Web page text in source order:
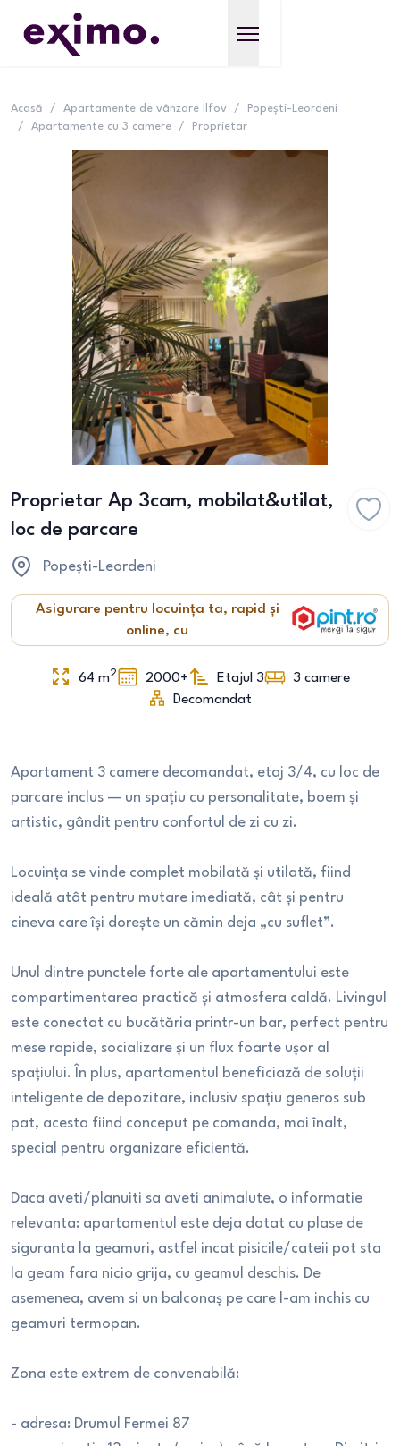
Acasă / Apartamente de vânzare Ilfov /
Popești-Leordeni
/
Apartamente cu 3 camere / Proprietar
Proprietar Ap 3cam, mobilat&utilat,
loc de parcare
Popești-Leordeni
Asigurare pentru locuința ta, rapid și
online, cu
64 m2 2000+ Etajul 3 3 camere
Decomandat
Apartament 3 camere decomandat, etaj 3/4, cu loc de
parcare inclus — un spațiu cu personalitate, boem și
artistic, gândit pentru confortul de zi cu zi.
Locuința se vinde complet mobilată și utilată, fiind
ideală atât pentru mutare imediată, cât și pentru
cineva care își dorește un cămin deja „cu suflet”.
Unul dintre punctele forte ale apartamentului este
compartimentarea practică și atmosfera caldă. Livingul
este conectat cu bucătăria printr-un bar, perfect pentru
mese rapide, socializare și un flux foarte ușor al
spațiului. În plus, apartamentul beneficiază de soluții
inteligente de depozitare, inclusiv spațiu generos sub
pat, acesta fiind conceput pe comanda, mai înalt,
special pentru organizare eficientă.
Daca aveti/planuiti sa aveti animalute, o informatie
relevanta: apartamentul este deja dotat cu plase de
siguranta la geamuri, astfel incat pisicile/cateii pot sta
la geam fara nicio grija, cu geamul deschis. De
asemenea, avem si un balconaș pe care l-am inchis cu
geamuri termopan.
Zona este extrem de convenabilă:
- adresa: Drumul Fermei 87